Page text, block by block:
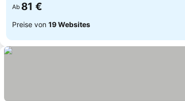
Ab 81 €
Preise von 19 Websites